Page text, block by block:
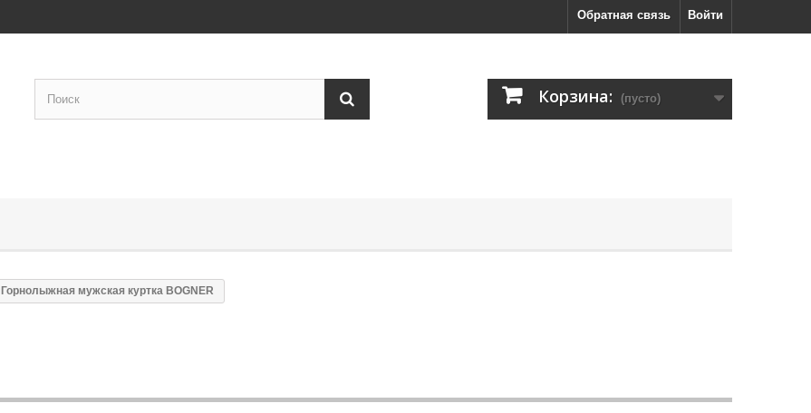
Войти
Обратная связь
Корзина: (пусто)
Горнолыжная мужская куртка BOGNER